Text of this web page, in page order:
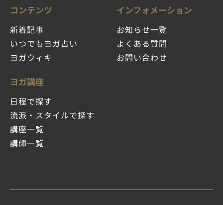
コンテンツ
新着記事
いつでもヨガ占い
ヨガウィキ
ヨガ講座
日程で探す
流派・スタイルで探す
講座一覧
講師一覧
インフォメーション
お知らせ一覧
よくある質問
お問い合わせ